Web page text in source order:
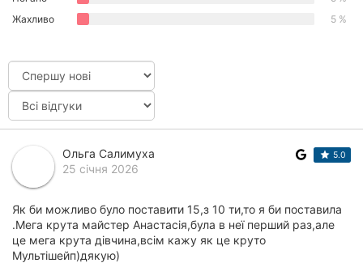
Карпати
Жахливо
5 %
Ольга Салимуха
25 січня 2026
5.0
Як би можливо було поставити 15,з 10 ти,то я би поставила
.Мега крута майстер Анастасія,була в неї перший раз,але
це мега крута дівчина,всім кажу як це круто
Мультішейп)дякую)